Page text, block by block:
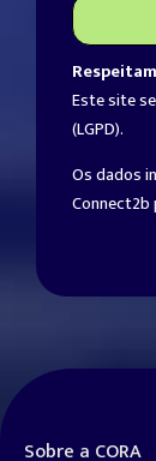
Este site
(LGPD).
Os dados
Connect2b
Sobre a CORA